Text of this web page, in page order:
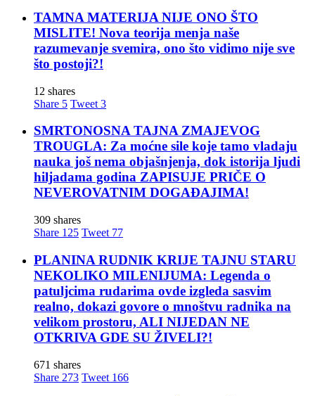
TAMNA MATERIJA NIJE ONO ŠTO
MISLITE! Nova teorija menja naše
razumevanje svemira, ono što vidimo nije sve
što postoji?!
12 shares
Share 5 Tweet 3
SMRTONOSNA TAJNA ZMAJEVOG
TROUGLA: Za moćne sile koje tamo vladaju
nauka još nema objašnjenja, dok istorija ljudi
hiljadama godina ZAPISUJE PRIČE O
NEVEROVATNIM DOGAĐAJIMA!
309 shares
Share 125 Tweet 77
PLANINA RUDNIK KRIJE TAJNU STARU
NEKOLIKO MILENIJUMA: Legenda o
patuljcima rudarima ovde izgleda sasvim
realno, dokazi govore o mnoštvu radnika na
velikom prostoru, ALI NIJEDAN NE
OTKRIVA GDE SU ŽIVELI?!
671 shares
Share 273 Tweet 166